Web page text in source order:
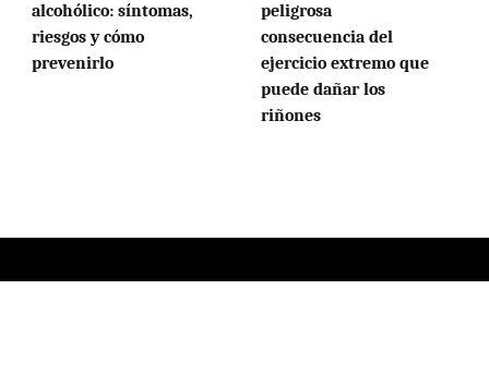
alcohólico: síntomas,
riesgos y cómo
prevenirlo
peligrosa
consecuencia del
ejercicio extremo que
puede dañar los
riñones